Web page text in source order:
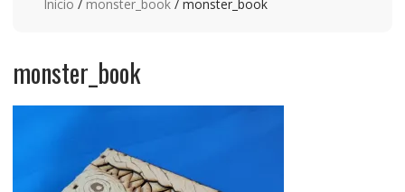
Inicio / monster_book/ monster_book
monster_book